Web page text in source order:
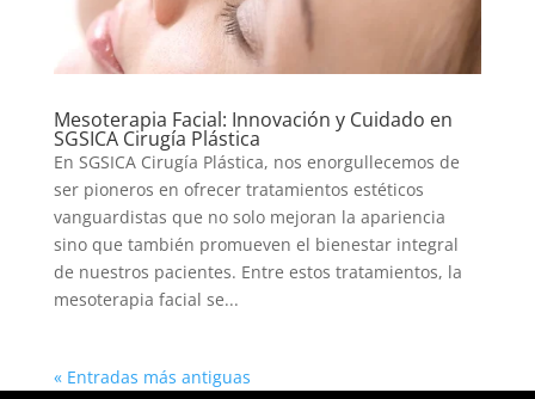
Mesoterapia Facial: Innovación y Cuidado en
SGSICA Cirugía Plástica
En SGSICA Cirugía Plástica, nos enorgullecemos de
ser pioneros en ofrecer tratamientos estéticos
vanguardistas que no solo mejoran la apariencia
sino que también promueven el bienestar integral
de nuestros pacientes. Entre estos tratamientos, la
mesoterapia facial se...
« Entradas más antiguas